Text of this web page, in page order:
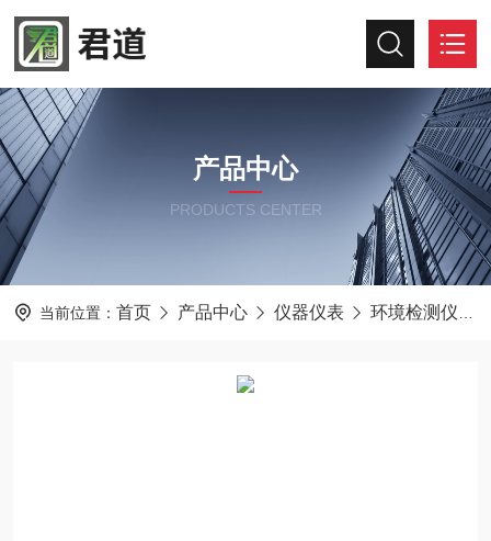
产品中心
PRODUCTS CENTER
当前位置： 首页 产品中心 仪器仪表 环境检测仪器